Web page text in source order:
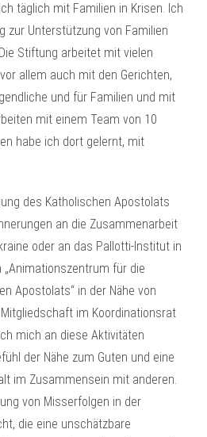
täglich mit Familien in Krisen. Ich
zur Unterstützung von Familien
Stiftung arbeitet mit vielen
allem auch mit den Gerichten,
und für Familien und mit
mit einem Team von 10
habe ich dort gelernt, mit
des Katholischen Apostolats
an die Zusammenarbeit
oder an das Pallotti-Institut in
für die
Apostolats“ in der Nähe von
im Koordinationsrat
mich an diese Aktivitäten
der Nähe zum Guten und eine
im Zusammensein mit anderen.
von Misserfolgen in der
die eine unschätzbare